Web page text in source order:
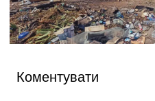
Коментувати